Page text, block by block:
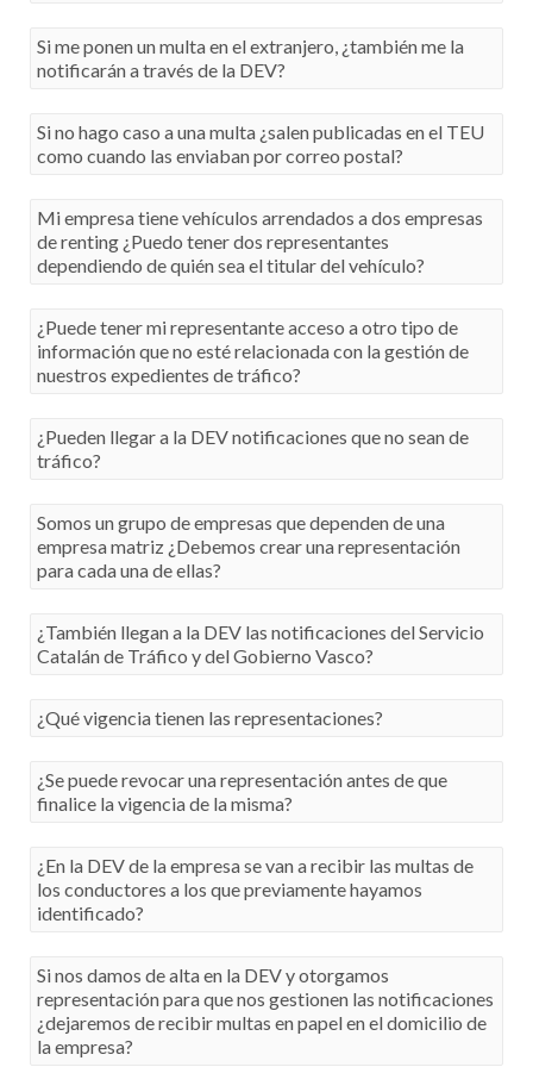
La DEV es obligatoria para las personas jurídicas, los
autónomos al ser personas físicas no están obligados a
Si me ponen un multa en el extranjero, ¿también me la
notificarán a través de la DEV?
No, la Dirección Electrónica Vial es únicamente para
organismos de ámbito estatal, autonómico con
competencias transferidas en materia de tráfico y
Si no hago caso a una multa ¿salen publicadas en el TEU
como cuando las enviaban por correo postal?
Las sanciones notificadas a través de la DEV no se
publican en el TEU. A los 10 días, si no han sido leídas se
dan por notificadas y se perderá la opción de recurrir o de
pagar con el 50% de descuento. En el TEU solo se publican
por correo postal.
Mi empresa tiene vehículos arrendados a dos empresas
de renting ¿Puedo tener dos representantes
dependiendo de quién sea el titular del vehículo?
No. En la actualidad sólo se puede tener un representante
para cada trámite.
¿Puede tener mi representante acceso a otro tipo de
información que no esté relacionada con la gestión de
nuestros expedientes de tráfico?
El representante sólo tiene acceso a los trámites que
previamente le haya autorizado el representado. En el caso
¿Pueden llegar a la DEV notificaciones que no sean de
tráfico?
No, a la DEV solo le llegarán las notificaciones de tráfico.
Somos un grupo de empresas que dependen de una
empresa matriz ¿Debemos crear una representación
para cada una de ellas?
Sí. Tienen que tener una DEV para cada una de las
empresas y crear tantas representaciones como empresas
compongan el grupo.
¿También llegan a la DEV las notificaciones del Servicio
Catalán de Tráfico y del Gobierno Vasco?
Notifican las sanciones en la DEV pero para su gestión,
además de estar dado de alta en el Registro de
sistema de representación disponible en su sede
electrónica.
¿Qué vigencia tienen las representaciones?
En la actualidad el periodo máximo es de un año, pero el
plazo lo determina el representado cuando las crea o la
¿Se puede revocar una representación antes de que
finalice la vigencia de la misma?
Sí. Tanto el representante como el representado pueden
revocar la representación en cualquier momento.
¿En la DEV de la empresa se van a recibir las multas de
los conductores a los que previamente hayamos
identificado?
No. La DEV está asociada al CIF de su empresa y
solamente recibirán las notificaciones que lleguen a su
nombre. En el momento que se identifica a un conductor, la
responsabilidad de la comisión de la infracción recae
Si nos damos de alta en la DEV y otorgamos
representación para que nos gestionen las notificaciones
¿dejaremos de recibir multas en papel en el domicilio de
la empresa?